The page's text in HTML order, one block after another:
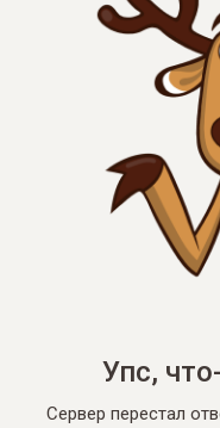
Упс,
Сервер перестал